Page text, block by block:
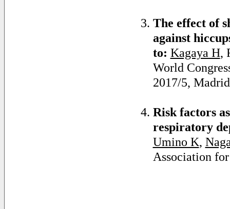
The effect of
against
to: Kagaya H,
World
2017/5, Madrid
Risk factors
respiratory
Umino K,
Association